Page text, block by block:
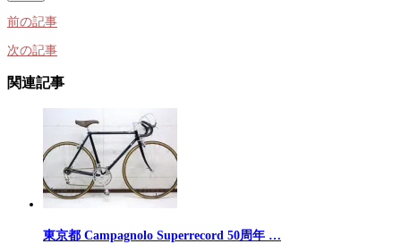
前の記事
次の記事
関連記事
東京都 Campagnolo Superrecord 50周年 …